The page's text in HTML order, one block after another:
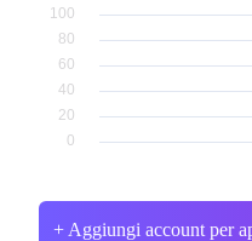
+ Aggiungi account per